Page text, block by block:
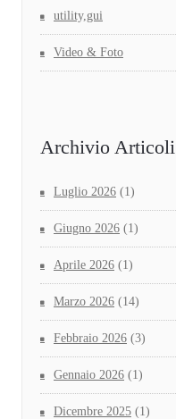
utility,gui
Video & Foto
Archivio Articoli
Luglio 2026 (1)
Giugno 2026 (1)
Aprile 2026 (1)
Marzo 2026 (14)
Febbraio 2026 (3)
Gennaio 2026 (1)
Dicembre 2025 (1)